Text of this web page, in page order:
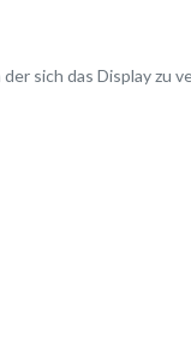
sich das Display zu